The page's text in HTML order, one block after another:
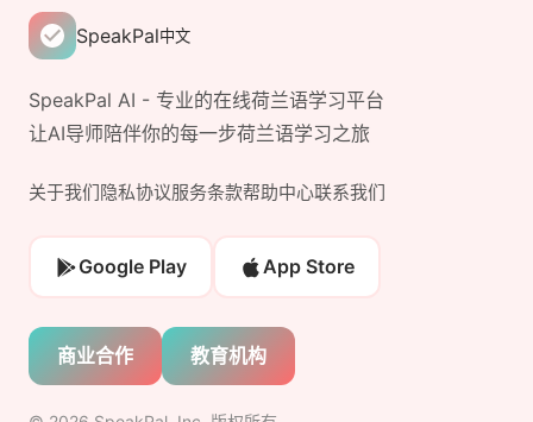
SpeakPal中文
SpeakPal AI - 专业的在线荷兰语学习平台
让AI导师陪伴你的每一步荷兰语学习之旅
关于我们隐私协议服务条款帮助中心联系我们
Google Play App Store
商业合作 教育机构